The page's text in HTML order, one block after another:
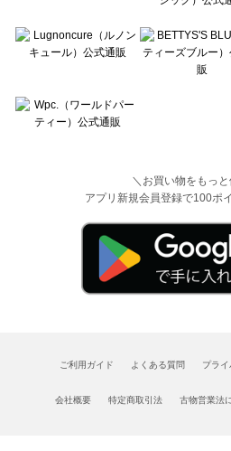
＼お買い物をもっと
アプリ新規会員登録で100ポ
ご利用ガイド よくある質問 プラ
会社概要 特定商取引法 古物営業法